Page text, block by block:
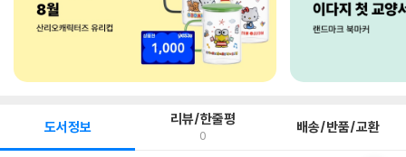
도서정보 리뷰/한줄평
0 배송/반품/교환